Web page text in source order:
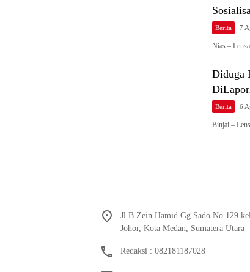
Berita 7
Nias –
Diduga
Berita 6
Binjai –
Jl B Zein Hamid Gg Sado No 129
Johor, Kota Medan, Sumatera Utara
Redaksi : 082181187028